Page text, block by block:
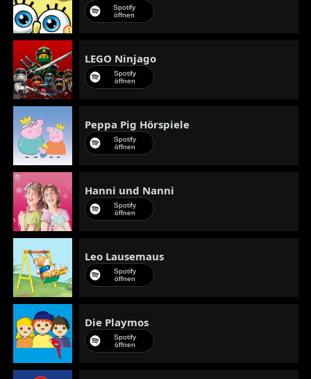
Spotify
öffnen
LEGO Ninjago
Spotify
öffnen
Peppa Pig Hörspiele
Spotify
öffnen
Hanni und Nanni
Spotify
öffnen
Leo Lausemaus
Spotify
öffnen
Die Playmos
Spotify
öffnen